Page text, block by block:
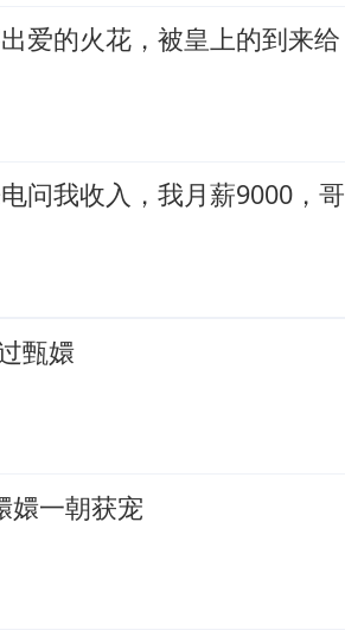
爱的火花，被皇上的到来给
问我收入，我月薪9000，哥
甄嬛
嬛一朝获宠